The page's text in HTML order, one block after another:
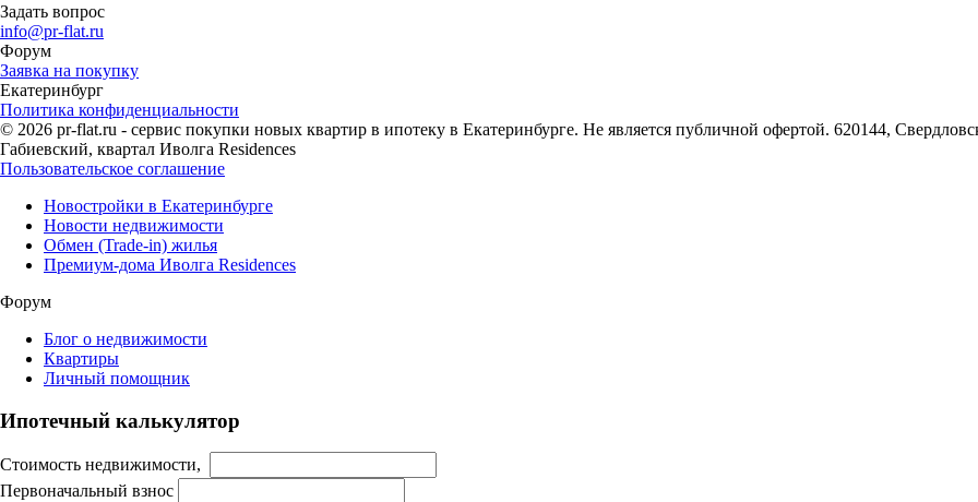
Задать вопрос
info@pr-flat.ru
Форум
Заявка на покупку
Екатеринбург
Политика конфиденциальности
© 2026 pr-flat.ru - сервис покупки новых квартир в ипотеку в Екатеринбурге. Не является публичной офертой. 620144,
Габиевский, квартал Иволга Residences
Пользовательское соглашение
Новостройки в Екатеринбурге
Новости недвижимости
Обмен (Trade-in) жилья
Премиум-дома Иволга Residences
Форум
Блог о недвижимости
Квартиры
Личный помощник
Ипотечный калькулятор
Стоимость недвижимости,
Первоначальный взнос